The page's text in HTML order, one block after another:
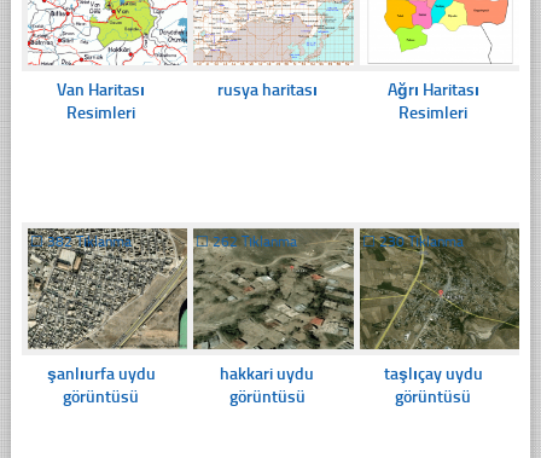
Van Haritası
Resimleri
rusya haritası
Ağrı Haritası
Resimleri
☐382 Tıklanma
şanlıurfa uydu
görüntüsü
☐262 Tıklanma
hakkari uydu
görüntüsü
☐230 Tıklanma
taşlıçay uydu
görüntüsü